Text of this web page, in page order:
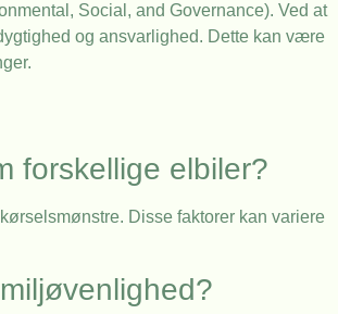
Social, and Governance). Ved at
og ansvarlighed. Dette kan være
forskellige elbiler?
Disse faktorer kan variere